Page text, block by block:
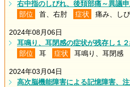
右中指のしびれ、後頚部痛～異議
部位
首、右肘 症状 痛み、し
2024年08月06日
耳鳴り、耳閉感の症状が残存し１
部位
耳 症状 耳鳴り、耳閉感
2024年03月04日
高次脳機能障害による記憶障害、